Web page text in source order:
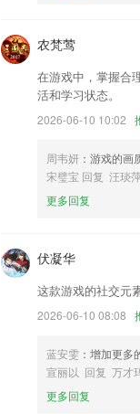
首页金刚位可自定义
开发商：福清市龙田点点
神秘活动即将开启,更多好
其他一些小的优化
低功耗单品支持手动警戒
联系我们
农梵莺
在游戏中，掌握合
活和学习状态。
2026-06-10 10:02
周韦妍 ：游戏的画
宋璧宝 回复 汪琰
更多回复
伏凝华
这款游戏的社交元
2026-06-10 08:08
蓝安雯 ：增加更多
宣丽以 回复 万才
更多回复